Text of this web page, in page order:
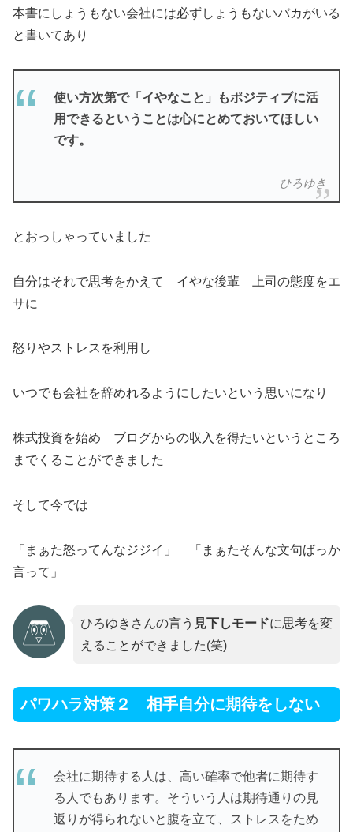
本書にしょうもない会社には必ずしょうもないバカがいる
と書いてあり
使い方次第で「イやなこと」もポジティブに活
用できるということは心にとめておいてほしい
です。
ひろゆき
とおっしゃっていました
自分はそれで思考をかえて イやな後輩 上司の態度をエ
サに
怒りやストレスを利用し
いつでも会社を辞めれるようにしたいという思いになり
株式投資を始め ブログからの収入を得たいというところ
までくることができました
そして今では
「まぁた怒ってんなジジイ」 「まぁたそんな文句ばっか
言って」
ひろゆきさんの言う 見下しモードに思考を変
えることができました(笑)
パワハラ対策２ 相手自分に期待をしない
会社に期待する人は、高い確率で他者に期待す
る人でもあります。そういう人は期待通りの見
返りが得られないと腹を立て、ストレスをため